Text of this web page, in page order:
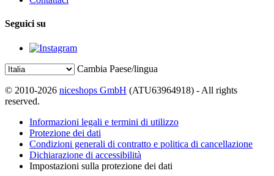
Seguici su
Cambia Paese/lingua
© 2010-2026 niceshops GmbH (ATU63964918) - All rights
reserved.
Informazioni legali e termini di utilizzo
Protezione dei dati
Condizioni generali di contratto e politica di cancellazione
Dichiarazione di accessibilità
Impostazioni sulla protezione dei dati